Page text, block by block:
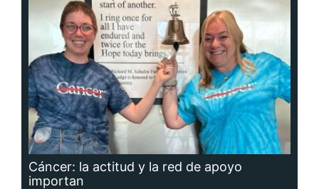
Cáncer: la actitud y la red de apoyo
importan